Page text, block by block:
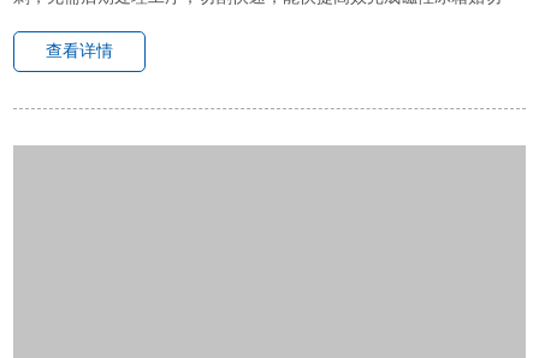
割。当磁性贴表面有图案时，可加装自动识别系统，自动识别图案，
沿边切割，不会损坏产品本身，...
查看详情